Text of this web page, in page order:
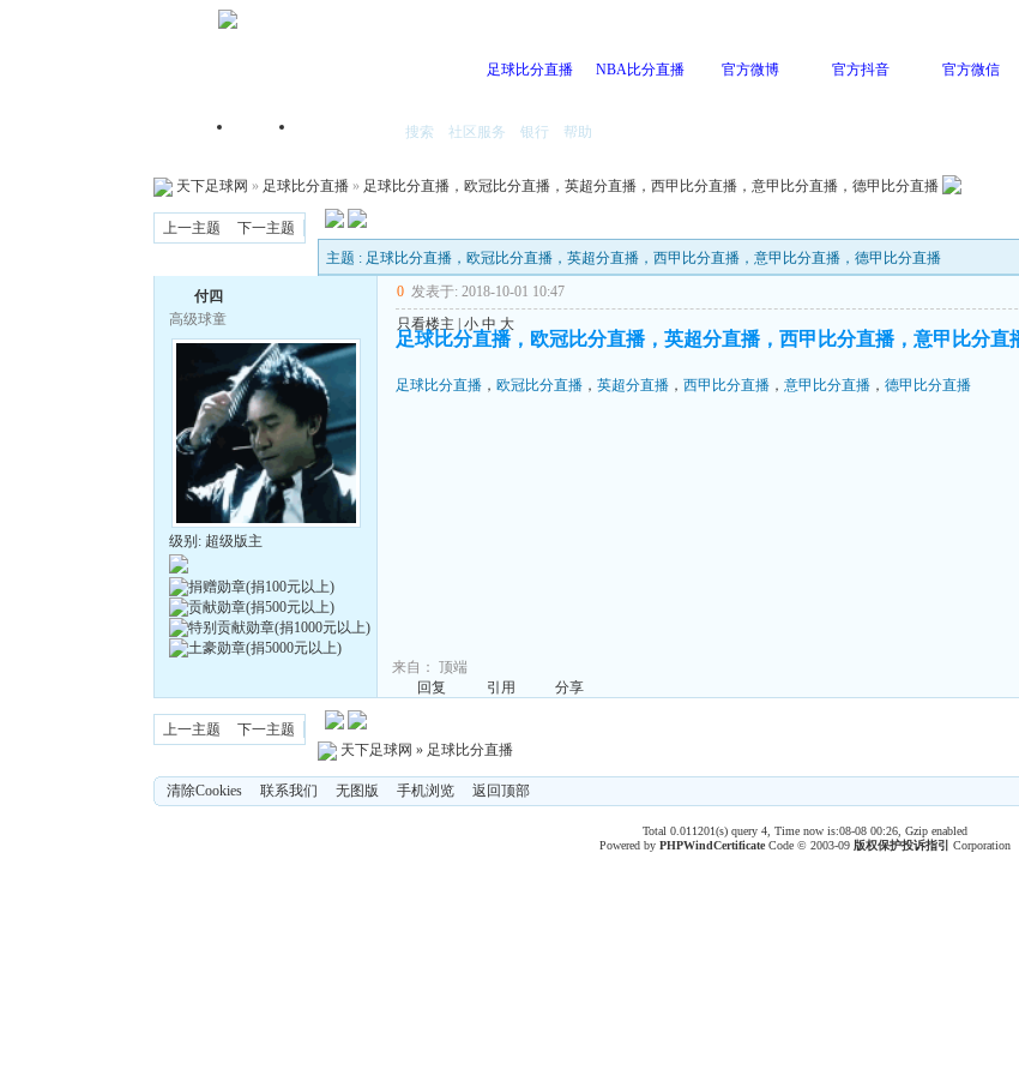
足球比分直播 NBA比分直播 官方微博 官方抖音 官方微信
首页 搜索 社区服务 银行 帮助
天下足球网 » 足球比分直播» 足球比分直播，欧冠比分直播，英超分直播，西甲比分直播，意甲比分直播，德甲比分直播
上一主题
下一主题
主题 : 足球比分直播，欧冠比分直播，英超分直播，西甲比分直播，意甲比分直播，德甲比分直播
付四
高级球童
级别: 超级版主
0 发表于: 2018-10-01 10:47
只看楼主
小 中 大
足球比分直播，欧冠比分直播，英超分直播，西甲比分直播，意甲比分直
足球比分直播， 欧冠比分直播， 英超分直播， 西甲比分直播， 意甲比分直播， 德甲比分直播
来自： 顶端
回复
引用 分享
上一主题
下一主题
天下足球网 » 足球比分直播
清除Cookies 联系我们 无图版 手机浏览 返回顶部
Total 0.011201(s) query 4, Time now is:08-08 00:26, Gzip enabled
Powered byPHPWindCertificate Code © 2003-09版权保护投诉指引 Corporation